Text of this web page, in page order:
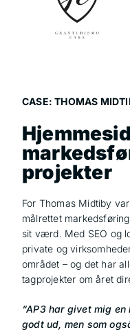
CASE: THOMAS
projekter
For Thomas Midtiby
målrettet
sit værd. Med SEO og
private og
området – og det har
tagprojekter om året
“AP3 har givet mig
godt ud, men som